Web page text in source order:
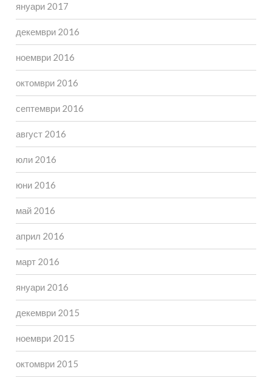
януари 2017
декември 2016
ноември 2016
октомври 2016
септември 2016
август 2016
юли 2016
юни 2016
май 2016
април 2016
март 2016
януари 2016
декември 2015
ноември 2015
октомври 2015